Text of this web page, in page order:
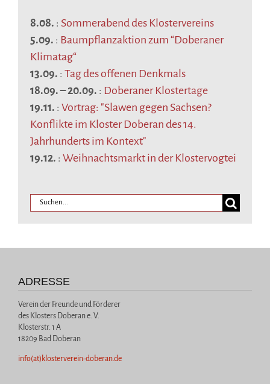
8.08. : Sommerabend des Klostervereins
5.09. : Baumpflanzaktion zum “Doberaner
Klimatag“
13.09. : Tag des offenen Denkmals
18.09. – 20.09. : Doberaner Klostertage
19.11. : Vortrag: "Slawen gegen Sachsen?
Konflikte im Kloster Doberan des 14.
Jahrhunderts im Kontext"
19.12. : Weihnachtsmarkt in der Klostervogtei
ADRESSE
Verein der Freunde und Förderer
des Klosters Doberan e. V.
Klosterstr. 1 A
18209 Bad Doberan
info(at)klosterverein-doberan.de